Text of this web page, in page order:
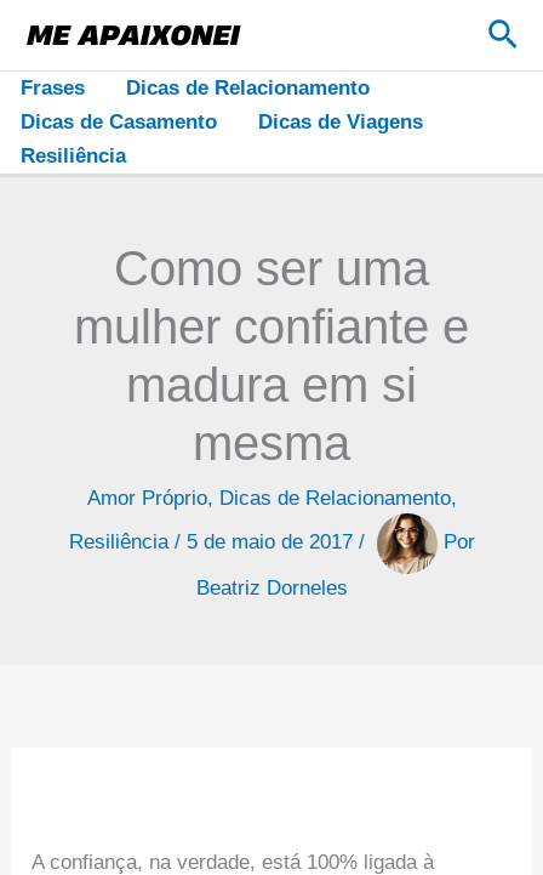
para
conteúdo
Frases
Dicas de Relacionamento
Dicas de Casamento
Dicas de Viagens
Resiliência
Como ser uma
mulher confiante e
madura em si
mesma
Amor Próprio, Dicas de Relacionamento,
Resiliência/ 5 de maio de 2017 /
Por
Beatriz Dorneles
A confiança, na verdade, está 100% ligada à